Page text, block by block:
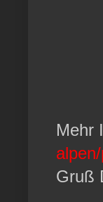
Mehr
Gruß